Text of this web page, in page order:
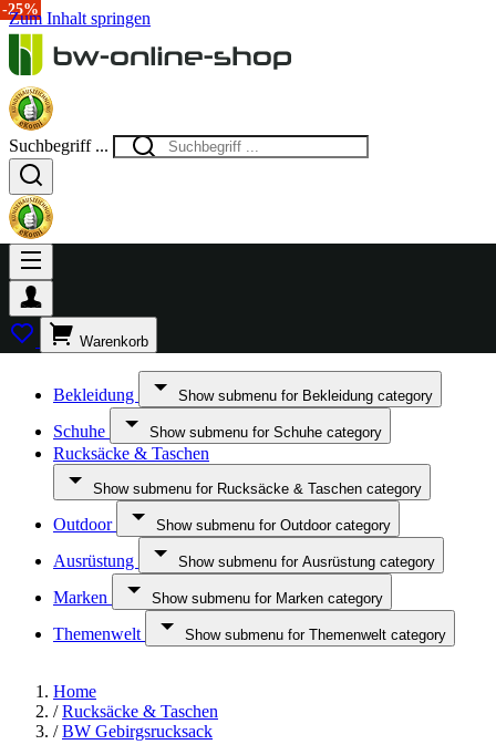
Zum Inhalt springen
Suchbegriff ...
Warenkorb
Bekleidung Show submenu for Bekleidung category
Schuhe Show submenu for Schuhe category
Rucksäcke & Taschen
Show submenu for Rucksäcke & Taschen category
Outdoor Show submenu for Outdoor category
Ausrüstung Show submenu for Ausrüstung category
Marken Show submenu for Marken category
Themenwelt Show submenu for Themenwelt category
Home
/ Rucksäcke & Taschen
/ BW Gebirgsrucksack
-40%
-25%